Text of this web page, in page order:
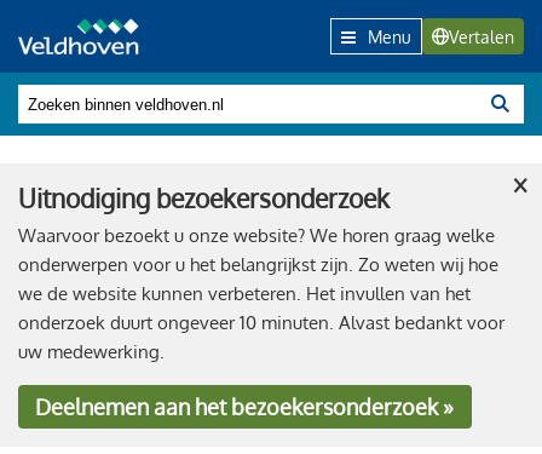
Menu Vertalen
Uitnodiging bezoekersonderzoek
Waarvoor bezoekt u onze website? We horen graag welke
onderwerpen voor u het belangrijkst zijn. Zo weten wij hoe
we de website kunnen verbeteren. Het invullen van het
onderzoek duurt ongeveer 10 minuten. Alvast bedankt voor
uw medewerking.
Deelnemenaan het bezoekersonderzoek »
×